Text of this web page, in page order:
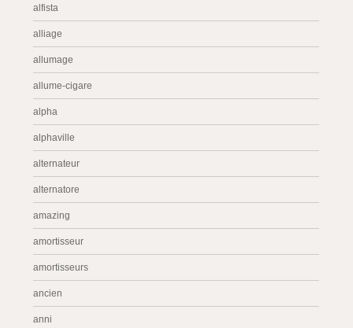
alfista
alliage
allumage
allume-cigare
alpha
alphaville
alternateur
alternatore
amazing
amortisseur
amortisseurs
ancien
anni